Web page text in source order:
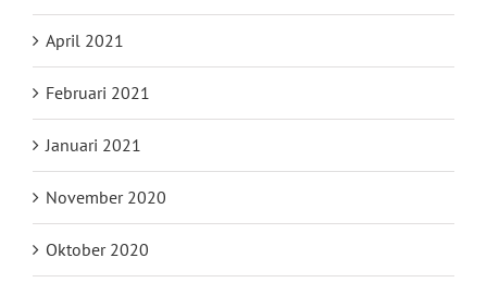
April 2021
Februari 2021
Januari 2021
November 2020
Oktober 2020